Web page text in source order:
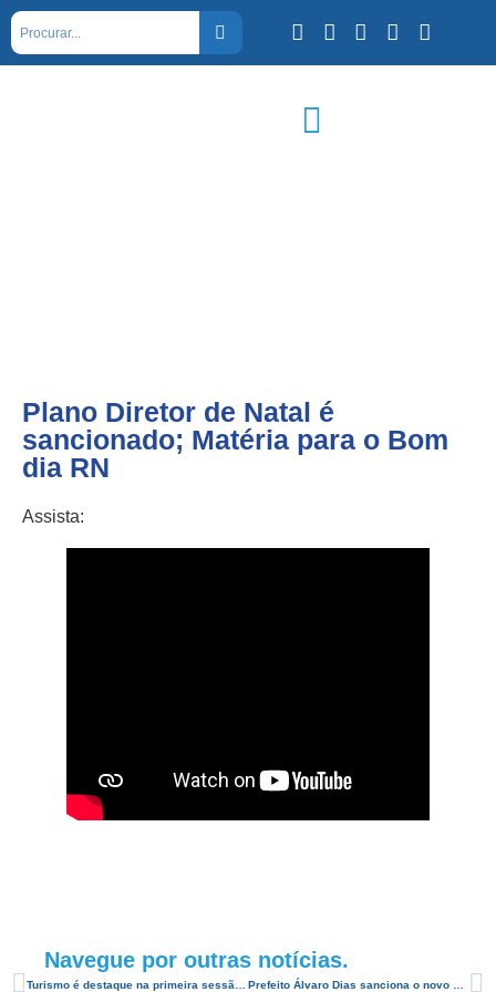
Plano Diretor de Natal é
sancionado; Matéria para o Bom
dia RN
Assista:
Navegue por outras notícias.